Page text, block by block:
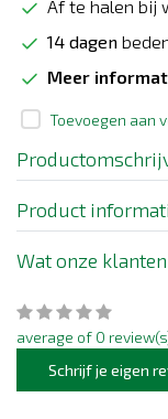
Af te halen bij
14 dagen
Meer
Toevoegen aan
Product
Wat onze
average of 0
Schrijf je eigen